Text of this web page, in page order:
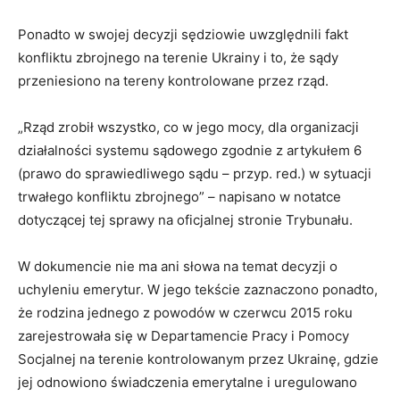
Ponadto w swojej decyzji sędziowie uwzględnili fakt
konfliktu zbrojnego na terenie Ukrainy i to, że sądy
przeniesiono na tereny kontrolowane przez rząd.
„Rząd zrobił wszystko, co w jego mocy, dla organizacji
działalności systemu sądowego zgodnie z artykułem 6
(prawo do sprawiedliwego sądu – przyp. red.) w sytuacji
trwałego konfliktu zbrojnego” – napisano w notatce
dotyczącej tej sprawy na oficjalnej stronie Trybunału.
W dokumencie nie ma ani słowa na temat decyzji o
uchyleniu emerytur. W jego tekście zaznaczono ponadto,
że rodzina jednego z powodów w czerwcu 2015 roku
zarejestrowała się w Departamencie Pracy i Pomocy
Socjalnej na terenie kontrolowanym przez Ukrainę, gdzie
jej odnowiono świadczenia emerytalne i uregulowano